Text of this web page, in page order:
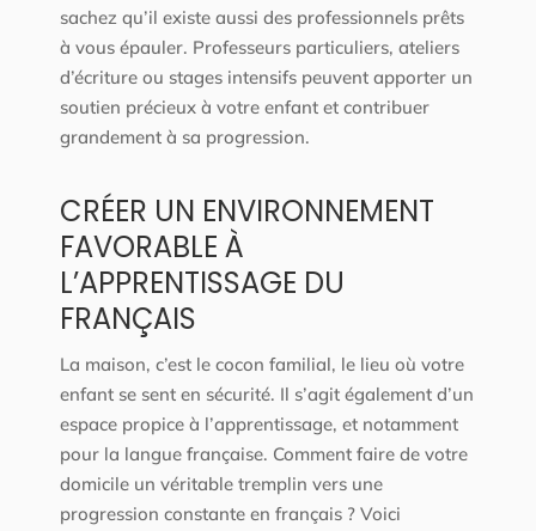
sachez qu’il existe aussi des professionnels prêts
à vous épauler. Professeurs particuliers, ateliers
d’écriture ou stages intensifs peuvent apporter un
soutien précieux à votre enfant et contribuer
grandement à sa progression.
CRÉER UN ENVIRONNEMENT
FAVORABLE À
L’APPRENTISSAGE DU
FRANÇAIS
La maison, c’est le cocon familial, le lieu où votre
enfant se sent en sécurité. Il s’agit également d’un
espace propice à l’apprentissage, et notamment
pour la langue française. Comment faire de votre
domicile un véritable tremplin vers une
progression constante en français ? Voici